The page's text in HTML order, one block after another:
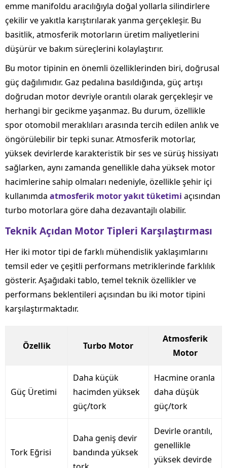
emme manifoldu aracılığıyla doğal yollarla silindirlere
çekilir ve yakıtla karıştırılarak yanma gerçekleşir. Bu
basitlik, atmosferik motorların üretim maliyetlerini
düşürür ve bakım süreçlerini kolaylaştırır.
Bu motor tipinin en önemli özelliklerinden biri, doğrusal
güç dağılımıdır. Gaz pedalına basıldığında, güç artışı
doğrudan motor devriyle orantılı olarak gerçekleşir ve
herhangi bir gecikme yaşanmaz. Bu durum, özellikle
spor otomobil meraklıları arasında tercih edilen anlık ve
öngörülebilir bir tepki sunar. Atmosferik motorlar,
yüksek devirlerde karakteristik bir ses ve sürüş hissiyatı
sağlarken, aynı zamanda genellikle daha yüksek motor
hacimlerine sahip olmaları nedeniyle, özellikle şehir içi
kullanımda atmosferik motor yakıt tüketimi açısından
turbo motorlara göre daha dezavantajlı olabilir.
Teknik Açıdan Motor Tipleri Karşılaştırması
Her iki motor tipi de farklı mühendislik yaklaşımlarını
temsil eder ve çeşitli performans metriklerinde farklılık
gösterir. Aşağıdaki tablo, temel teknik özellikler ve
performans beklentileri açısından bu iki motor tipini
karşılaştırmaktadır.
Özellik Turbo Motor
Atmosferik
Motor
Güç Üretimi
Daha küçük
hacimden yüksek
güç/tork
Hacmine oranla
daha düşük
güç/tork
Tork Eğrisi
Daha geniş devir
bandında yüksek
Devirle orantılı,
genellikle
yüksek devirde